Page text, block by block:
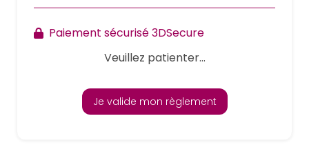
Paiement sécurisé 3DSecure
Veuillez patienter...
Je valide mon règlement